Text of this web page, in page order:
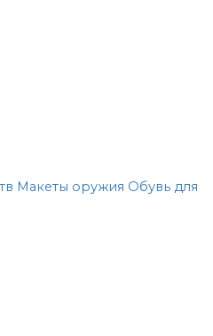
Макеты оружия Обувь для